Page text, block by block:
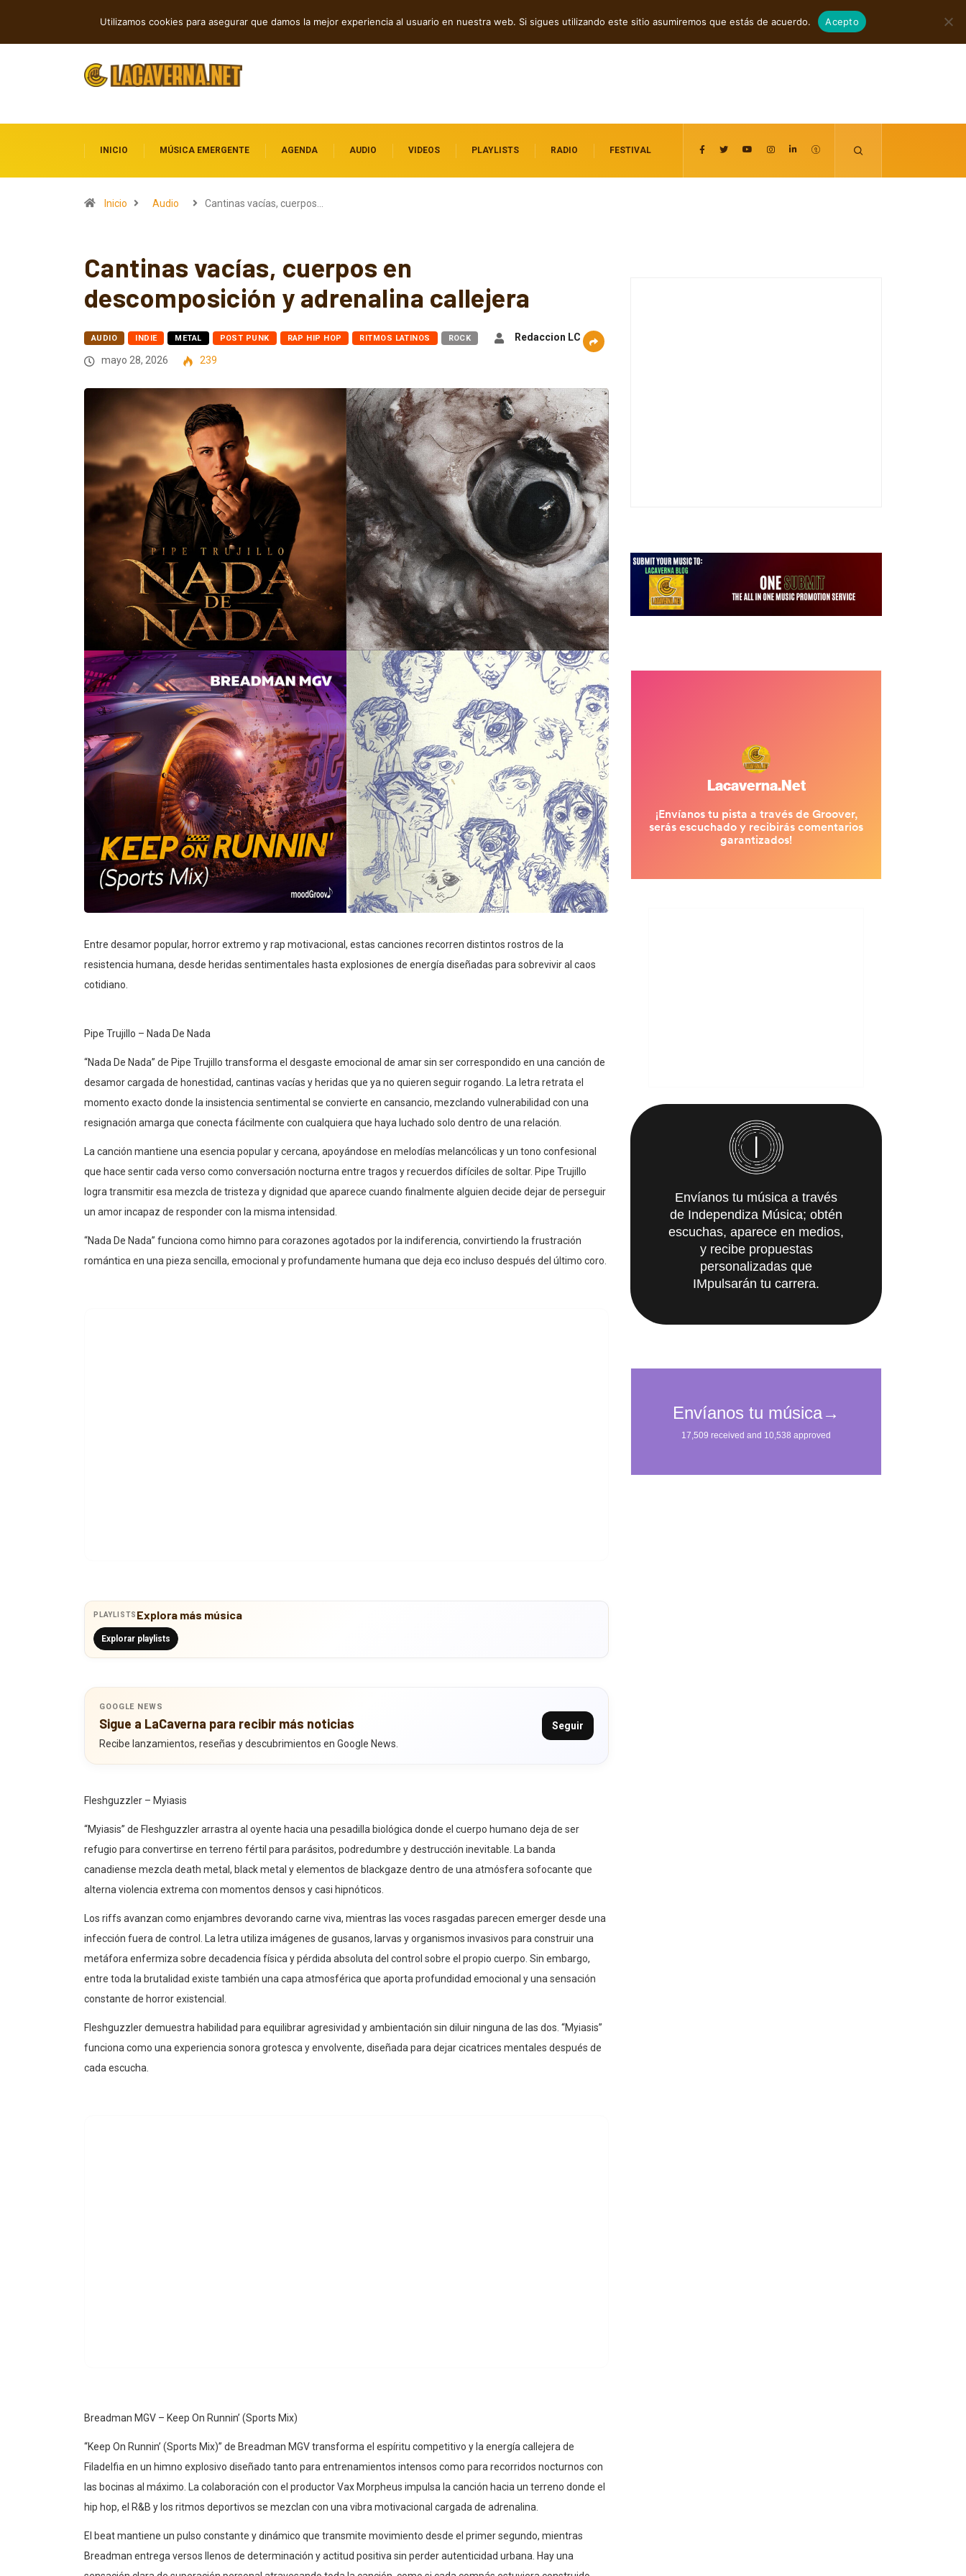
agosto 6, 2026
INICIO MÚSICA EMERGENTE AGENDA AUDIO VIDEOS PLAYLISTS RADIO FESTIVAL
Inicio Audio Cantinas vacías, cuerpos…
Cantinas vacías, cuerpos en
descomposición y adrenalina callejera
AUDIO INDIE METAL POST PUNK RAP HIP HOP RITMOS LATINOS ROCK
Redaccion LC
mayo 28, 2026
239
Entre desamor popular, horror extremo y rap motivacional, estas canciones recorren distintos rostros de la
resistencia humana, desde heridas sentimentales hasta explosiones de energía diseñadas para sobrevivir al caos
cotidiano.
Pipe Trujillo – Nada De Nada
“Nada De Nada” de Pipe Trujillo transforma el desgaste emocional de amar sin ser correspondido en una canción de
desamor cargada de honestidad, cantinas vacías y heridas que ya no quieren seguir rogando. La letra retrata el
momento exacto donde la insistencia sentimental se convierte en cansancio, mezclando vulnerabilidad con una
resignación amarga que conecta fácilmente con cualquiera que haya luchado solo dentro de una relación.
La canción mantiene una esencia popular y cercana, apoyándose en melodías melancólicas y un tono confesional
que hace sentir cada verso como conversación nocturna entre tragos y recuerdos difíciles de soltar. Pipe Trujillo
logra transmitir esa mezcla de tristeza y dignidad que aparece cuando finalmente alguien decide dejar de perseguir
un amor incapaz de responder con la misma intensidad.
“Nada De Nada” funciona como himno para corazones agotados por la indiferencia, convirtiendo la frustración
romántica en una pieza sencilla, emocional y profundamente humana que deja eco incluso después del último coro.
PLAYLISTS Explora más música
Explorar playlists
GOOGLE NEWS
Sigue a LaCaverna para recibir más noticias
Recibe lanzamientos, reseñas y descubrimientos en Google News.
Seguir
Fleshguzzler – Myiasis
“Myiasis” de Fleshguzzler arrastra al oyente hacia una pesadilla biológica donde el cuerpo humano deja de ser
refugio para convertirse en terreno fértil para parásitos, podredumbre y destrucción inevitable. La banda
canadiense mezcla death metal, black metal y elementos de blackgaze dentro de una atmósfera sofocante que
alterna violencia extrema con momentos densos y casi hipnóticos.
Los riffs avanzan como enjambres devorando carne viva, mientras las voces rasgadas parecen emerger desde una
infección fuera de control. La letra utiliza imágenes de gusanos, larvas y organismos invasivos para construir una
metáfora enfermiza sobre decadencia física y pérdida absoluta del control sobre el propio cuerpo. Sin embargo,
entre toda la brutalidad existe también una capa atmosférica que aporta profundidad emocional y una sensación
constante de horror existencial.
Fleshguzzler demuestra habilidad para equilibrar agresividad y ambientación sin diluir ninguna de las dos. “Myiasis”
funciona como una experiencia sonora grotesca y envolvente, diseñada para dejar cicatrices mentales después de
cada escucha.
Breadman MGV – Keep On Runnin’ (Sports Mix)
“Keep On Runnin’ (Sports Mix)” de Breadman MGV transforma el espíritu competitivo y la energía callejera de
Filadelfia en un himno explosivo diseñado tanto para entrenamientos intensos como para recorridos nocturnos con
las bocinas al máximo. La colaboración con el productor Vax Morpheus impulsa la canción hacia un terreno donde el
hip hop, el R&B y los ritmos deportivos se mezclan con una vibra motivacional cargada de adrenalina.
El beat mantiene un pulso constante y dinámico que transmite movimiento desde el primer segundo, mientras
Breadman entrega versos llenos de determinación y actitud positiva sin perder autenticidad urbana. Hay una
Envíanos tu música a través
de Independiza Música; obtén
escuchas, aparece en medios,
y recibe propuestas
personalizadas que
IMpulsarán tu carrera.
Utilizamos cookies para asegurar que damos la mejor experiencia al usuario en nuestra web. Si sigues utilizando este sitio asumiremos que estás de acuerdo. Acepto